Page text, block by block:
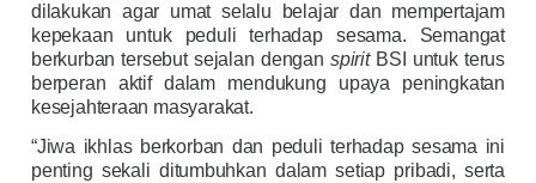
dilakukan agar umat selalu belajar dan mempertajam
kepekaan untuk peduli terhadap sesama. Semangat
berkurban tersebut sejalan dengan spiritBSI untuk terus
berperan aktif dalam mendukung upaya peningkatan
kesejahteraan masyarakat.
“Jiwa ikhlas berkorban dan peduli terhadap sesama ini
penting sekali ditumbuhkan dalam setiap pribadi, serta